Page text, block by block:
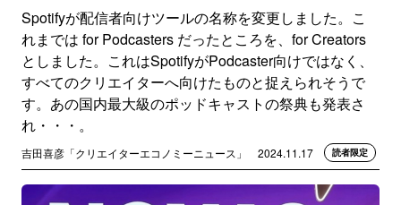
Spotifyが配信者向けツールの名称を変更しました。こ
れまでは for Podcasters だったところを、for Creators
としました。これはSpotifyがPodcaster向けではなく、
すべてのクリエイターへ向けたものと捉えられそうで
す。あの国内最大級のポッドキャストの祭典も発表さ
れ・・・。
吉田喜彦「クリエイターエコノミーニュース」 2024.11.17 読者限定